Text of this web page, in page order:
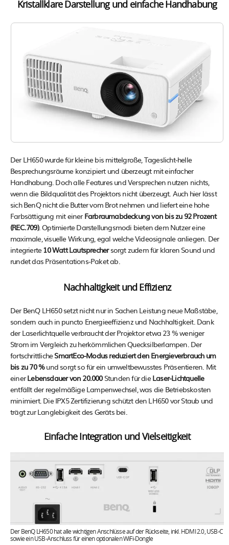
Kristallklare Darstellung und einfache Handhabung
Der LH650 wurde für kleine bis mittelgroße, Tageslicht-helle
Besprechungsräume konzipiert und überzeugt mit einfacher
Handhabung. Doch alle Features und Versprechen nutzen nichts,
wenn die Bildqualität des Projektors nicht überzeugt. Auch hier lässt
sich BenQ nicht die Butter vom Brot nehmen und liefert eine hohe
Farbsättigung mit einer Farbraumabdeckung von bis zu 92 Prozent
(REC.709). Optimierte Darstellungsmodi bieten dem Nutzer eine
maximale, visuelle Wirkung, egal welche Videosignale anliegen. Der
integrierte10 Watt Lautsprechersorgt zudem für klaren Sound und
rundet das Präsentations-Paket ab.
Nachhaltigkeit und Effizienz
Der BenQ LH650 setzt nicht nur in Sachen Leistung neue Maßstäbe,
sondern auch in puncto Energieeffizienz und Nachhaltigkeit. Dank
der Laserlichtquelle verbraucht der Projektor etwa 23 % weniger
Strom im Vergleich zu herkömmlichen Quecksilberlampen. Der
fortschrittlicheSmartEco-Modus reduziert den Energieverbrauch um
bis zu 70 %und sorgt so für ein umweltbewusstes Präsentieren. Mit
einerLebensdauer von 20.000Stunden für dieLaser-Lichtquelle
entfällt der regelmäßige Lampenwechsel, was die Betriebskosten
minimiert. Die IPX5 Zertifizierung schützt den LH650 vor Staub und
trägt zur Langlebigkeit des Geräts bei.
Einfache Integration und Vielseitigkeit
Der BenQ LH650 hat alle wichtigen Anschlüsse auf der Rückseite, inkl. HDMI 2.0, USB-C
sowie ein USB-Anschluss für einen optionalen WiFi-Dongle